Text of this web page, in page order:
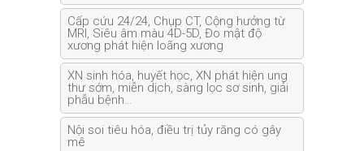
Cấp cứu 24/24, Chụp CT, Cộng hưởng từ
MRI, Siêu âm màu 4D-5D, Đo mật độ
xương phát hiện loãng xương
XN sinh hóa, huyết học, XN phát hiện ung
thư sớm, miễn dịch, sàng lọc sơ sinh, giải
phẫu bệnh…
Nội soi tiêu hóa, điều trị tủy răng có gây
mê